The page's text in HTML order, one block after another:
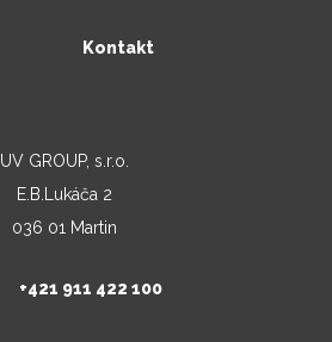
Kontakt
UV GROUP, s.r.o.
E.B.Lukáča 2
036 01 Martin
+421 911 422 100